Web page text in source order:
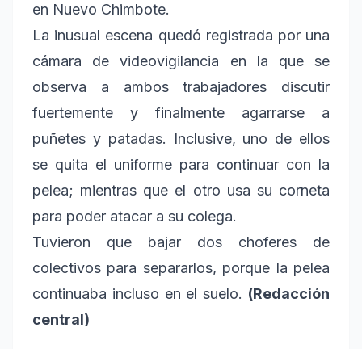
en Nuevo Chimbote.
La inusual escena quedó registrada por una
cámara de videovigilancia en la que se
observa a ambos trabajadores discutir
fuertemente y finalmente agarrarse a
puñetes y patadas. Inclusive, uno de ellos
se quita el uniforme para continuar con la
pelea; mientras que el otro usa su corneta
para poder atacar a su colega.
Tuvieron que bajar dos choferes de
colectivos para separarlos, porque la pelea
continuaba incluso en el suelo. (Redacción
central)